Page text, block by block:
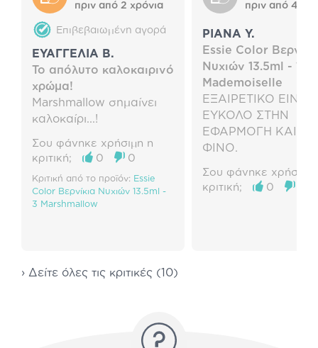
πριν από 2 χρόνια
Επιβεβαιωμένη αγορά
ΕΥΑΓΓΕΛΙΑ Β.
Το απόλυτο καλοκαιρινό
χρώμα!
Marshmallow σημαίνει
καλοκαίρι...!
Σου φάνηκε χρήσιμη η
κριτική;
0 0
Κριτική από το προϊόν: Essie
Color Βερνίκια Νυχιών 13.5ml -
3 Marshmallow
πριν από 4
ΡΙΑΝΑ Υ.
Essie Color
Νυχιών 13.5ml - 13
Mademoiselle
ΕΞΑΙΡΕΤΙΚΟ ΕΙΝΑΙ
ΕΥΚΟΛΟ ΣΤΗΝ
ΕΦΑΡΜΟΓΗ ΚΑΙ
ΦΙΝΟ.
Σου φάνηκε χρήσιμη
κριτική;
0
› Δείτε όλες τις κριτικές (10)